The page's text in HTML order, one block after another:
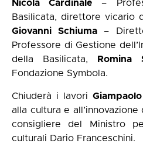
Nicola Cardinale –
Basilicata, direttore vicario
Giovanni Schiuma–
Professore di Gestione
della Basilicata,
Romina
Fondazione Symbola.
Chiuderà i lavori
alla cultura e
consigliere del Ministro
culturali Dario Franceschini.